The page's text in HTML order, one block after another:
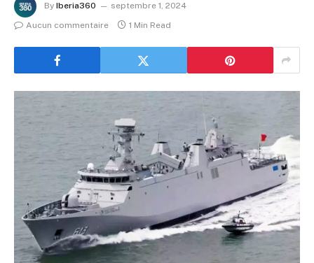
By Iberia360
septembre 1, 2024
Aucun commentaire
1 Min Read